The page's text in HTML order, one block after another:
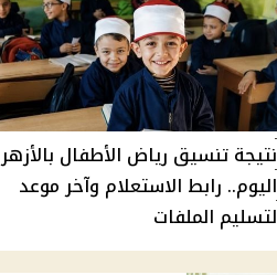
نتيجة تنسيق رياض الأطفال بالأزهر
اليوم.. رابط الاستعلام وآخر موعد
لتسليم الملفات